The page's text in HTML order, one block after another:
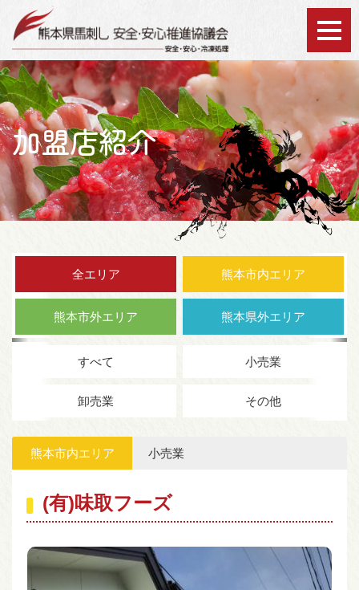
加盟店紹介
全エリア 熊本市内エリア
熊本市外エリア 熊本県外エリア
すべて 小売業
卸売業 その他
熊本市内エリア 小売業
(有)味取フーズ
協議会について
認証シールについて
安全・安心の取り組み
加盟店紹介
お知らせ
096-372-4994
お問い合わせ